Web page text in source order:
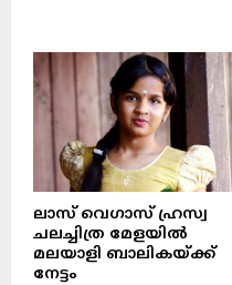
ലാസ് വെഗാസ് ഹ്രസ്വ
ചലച്ചിത്ര മേളയിൽ
മലയാളി ബാലികയ്ക്ക്
നേട്ടം